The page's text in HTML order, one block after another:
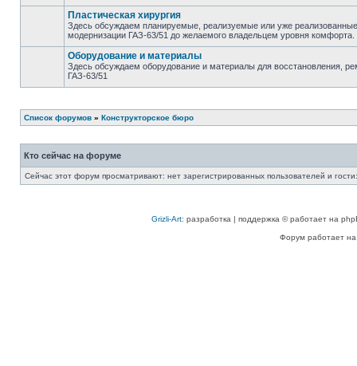
Пластическая хирургия
Здесь обсуждаем планируемые, реализуемые или уже
модернизации ГАЗ-63/51 до желаемого владельцем уровня комфорта.
Оборудование и материалы
Здесь обсуждаем оборудование и материалы для восстановления,
ГАЗ-63/51
Список форумов » Конструкторское бюро
Кто сейчас на форуме
Сейчас этот форум просматривают: нет зарегистрированных пользователей и
Grizli-Art: разработка | поддержка © работает на
Форум работает